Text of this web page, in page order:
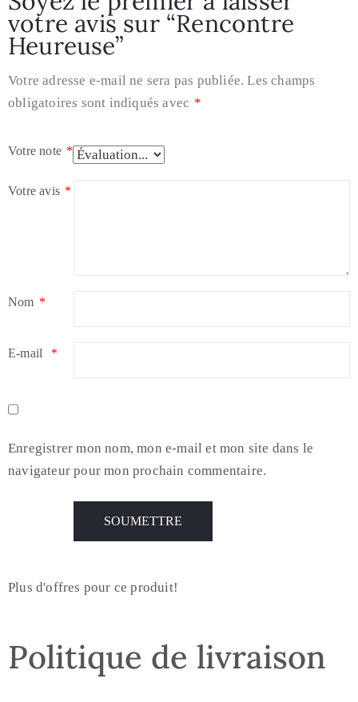
votre avis sur “Rencontre
Heureuse”
Votre adresse e-mail ne sera pas publiée. Les champs
obligatoires sont indiqués avec *
Votre note *
Votre avis *
Nom *
E-mail *
Enregistrer mon nom, mon e-mail et mon site dans le
navigateur pour mon prochain commentaire.
Plus d'offres pour ce produit!
Politique de livraison